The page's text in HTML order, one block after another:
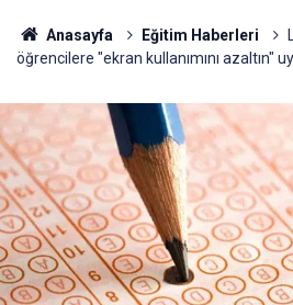
Anasayfa Eğitim Haberleri
öğrencilere "ekran kullanımını azaltın"